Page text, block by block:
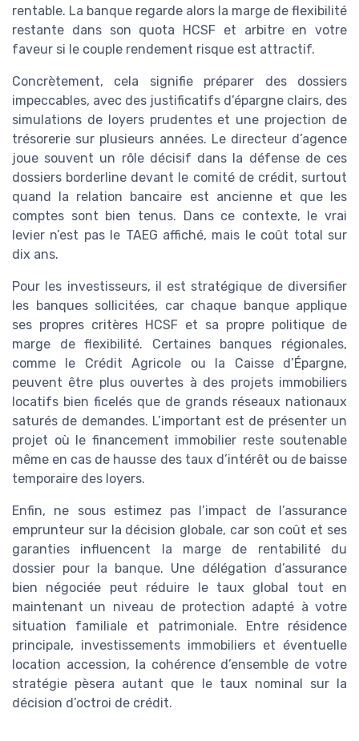
rentable. La banque regarde alors la marge de flexibilité
restante dans son quota HCSF et arbitre en votre
faveur si le couple rendement risque est attractif.
Concrètement, cela signifie préparer des dossiers
impeccables, avec des justificatifs d’épargne clairs, des
simulations de loyers prudentes et une projection de
trésorerie sur plusieurs années. Le directeur d’agence
joue souvent un rôle décisif dans la défense de ces
dossiers borderline devant le comité de crédit, surtout
quand la relation bancaire est ancienne et que les
comptes sont bien tenus. Dans ce contexte, le vrai
levier n’est pas le TAEG affiché, mais le coût total sur
dix ans.
Pour les investisseurs, il est stratégique de diversifier
les banques sollicitées, car chaque banque applique
ses propres critères HCSF et sa propre politique de
marge de flexibilité. Certaines banques régionales,
comme le Crédit Agricole ou la Caisse d’Épargne,
peuvent être plus ouvertes à des projets immobiliers
locatifs bien ficelés que de grands réseaux nationaux
saturés de demandes. L’important est de présenter un
projet où le financement immobilier reste soutenable
même en cas de hausse des taux d’intérêt ou de baisse
temporaire des loyers.
Enfin, ne sous estimez pas l’impact de l’assurance
emprunteur sur la décision globale, car son coût et ses
garanties influencent la marge de rentabilité du
dossier pour la banque. Une délégation d’assurance
bien négociée peut réduire le taux global tout en
maintenant un niveau de protection adapté à votre
situation familiale et patrimoniale. Entre résidence
principale, investissements immobiliers et éventuelle
location accession, la cohérence d’ensemble de votre
stratégie pèsera autant que le taux nominal sur la
décision d’octroi de crédit.